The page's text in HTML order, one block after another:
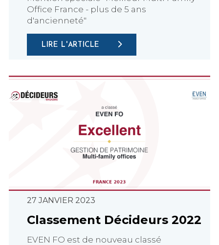
Office France - plus de 5 ans
d'ancienneté"
LIRE L'ARTICLE
27 JANVIER 2023
Classement Décideurs 2022
EVEN FO est de nouveau classé